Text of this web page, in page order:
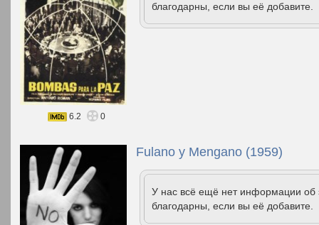
благодарны, если вы её добавите.
6.2 0
Fulano y Mengano (1959)
У нас всё ещё нет информации
благодарны, если вы её добавите.